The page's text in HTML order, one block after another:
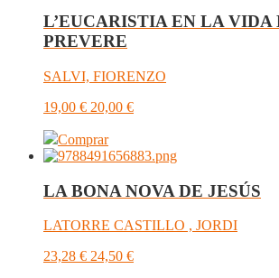
L’EUCARISTIA EN LA VIDA
PREVERE
SALVI, FIORENZO
19,00 € 20,00 €
Comprar
LA BONA NOVA DE JESÚS
LATORRE CASTILLO , JORDI
23,28 € 24,50 €